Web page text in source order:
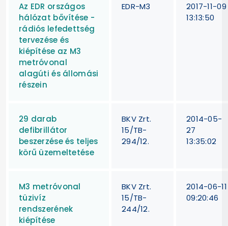
Az EDR országos
hálózat bővítése -
rádiós lefedettség
tervezése és
kiépítése az M3
metróvonal
alagúti és állomási
részein
EDR-M3
2017-11-09
13:13:50
29 darab
defibrillátor
beszerzése és teljes
körű üzemeltetése
BKV Zrt.
15/TB-
294/12.
2014-05-
27
13:35:02
M3 metróvonal
tüzivíz
rendszerének
kiépítése
BKV Zrt.
15/TB-
244/12.
2014-06-11
09:20:46